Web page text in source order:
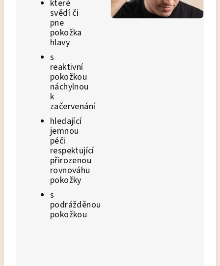
které
svědí či
pne
pokožka
hlavy
s
reaktivní
pokožkou
náchylnou
k
začervenání
hledající
jemnou
péči
respektující
přirozenou
rovnováhu
pokožky
s
podrážděnou
pokožkou